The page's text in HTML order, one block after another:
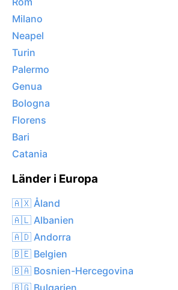
Milano
Neapel
Turin
Palermo
Genua
Bologna
Florens
Bari
Catania
Länder i Europa
🇦🇽 Åland
🇦🇱 Albanien
🇦🇩 Andorra
🇧🇪 Belgien
🇧🇦 Bosnien-Hercegovina
🇧🇬 Bulgarien